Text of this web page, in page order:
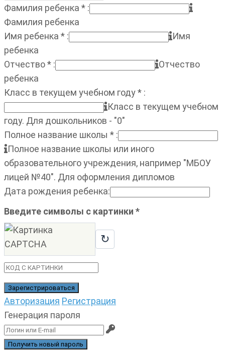
Фамилия ребенка * :
Фамилия ребенка
Имя ребенка * :
Имя
ребенка
Отчество* :
Отчество
ребенка
Класс в текущем учебном году* :
Класс в текущем учебном
году. Для дошкольников - "0"
Полное название школы * :
Полное название школы или иного
образовательного учреждения, например "МБОУ
лицей №40". Для оформления дипломов
Дата рождения ребенка:
Введите символы с картинки *
↻
Авторизация Регистрация
Генерация пароля